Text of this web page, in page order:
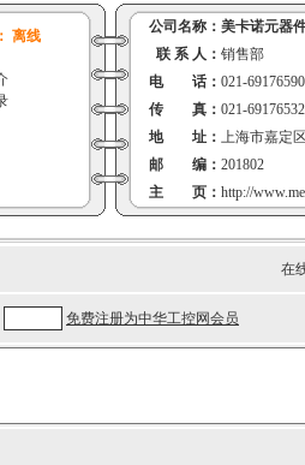
离线
公司名称： 美卡诺元器
联 系 人： 销售部
电 话： 021-69176590
传 真： 021-69176532
地 址： 上海市嘉定
邮 编： 201802
主 页： http://
在
免费注册为中华工控网会员